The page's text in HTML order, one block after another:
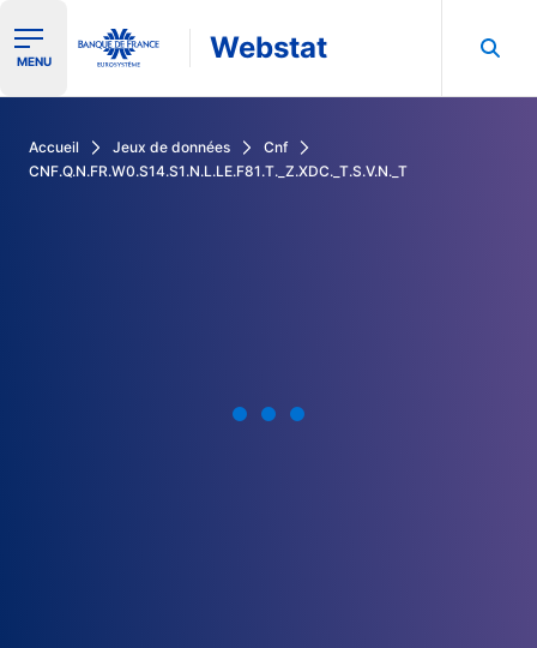
Ouvrir le menu de navigation
MENU Webstat
Accueil Jeux de données
Cnf
CNF.Q.N.FR.W0.S14.S1.N.L.LE.F81.T._Z.XDC._T.S.V.N._T